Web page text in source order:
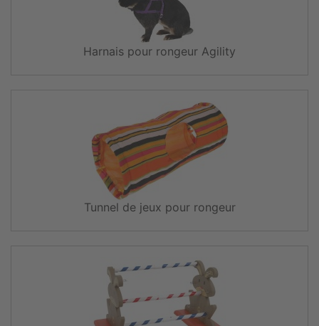
Harnais pour rongeur Agility
Tunnel de jeux pour rongeur